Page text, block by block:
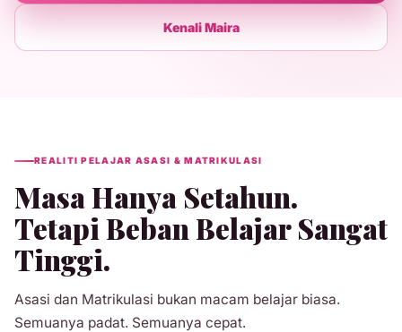
Kenali Maira
REALITI PELAJAR ASASI & MATRIKULASI
Masa Hanya Setahun.
Tetapi Beban Belajar Sangat
Tinggi.
Asasi dan Matrikulasi bukan macam belajar biasa.
Semuanya padat. Semuanya cepat.